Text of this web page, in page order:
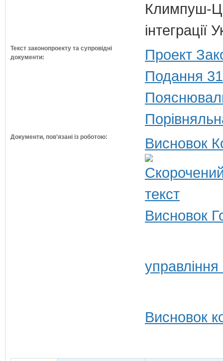
Климпуш-
Текст законопроекту та супровідні
документи:
Проект
Подання
Документи, пов'язані із роботою: Висновок
Висновок
Висновок